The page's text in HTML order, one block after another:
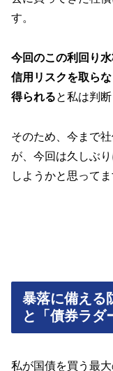
す。
今回のこの利回り
信用リスクを取ら
得られると私は判断
そのため、今まで
が、今回は久しぶ
しようかと思ってま
暴落に備える
と「債券ラダ
私が国債を買う最